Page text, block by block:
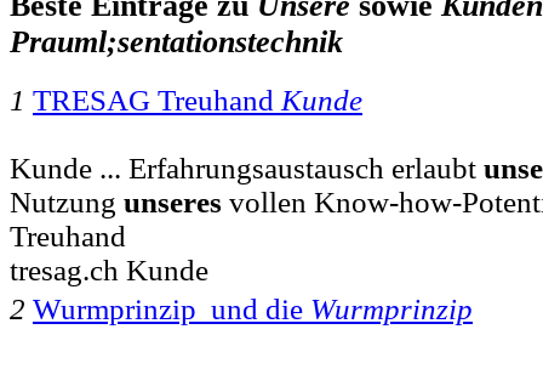
Prauml;sentationstechnik
1 TRESAG Treuhand Kunde
Kunde ... Erfahrungsaustausch erlaubt
Nutzung unseres vollen Know-how-
Treuhand
tresag.ch Kunde
2 Wurmprinzip  und die Wurmprinzip